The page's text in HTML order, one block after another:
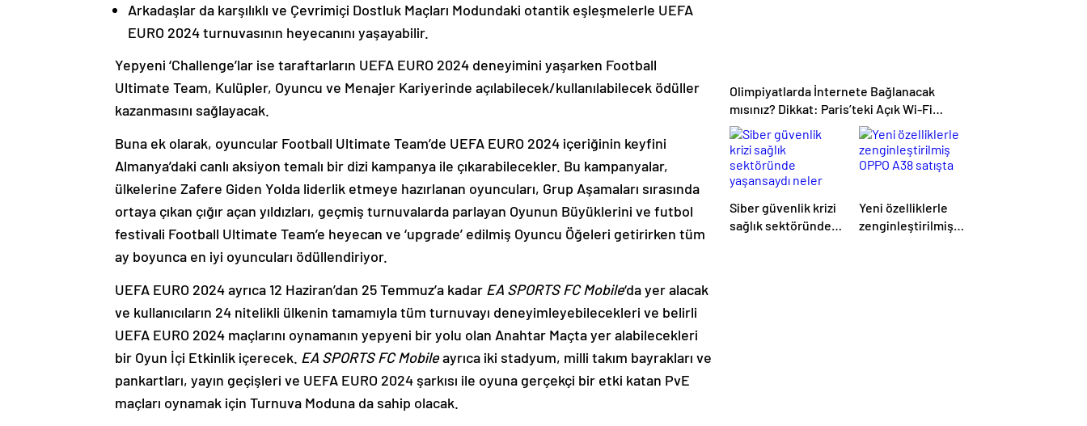
Arkadaşlar da karşılıklı ve Çevrimiçi Dostluk Maçları Modundaki otantik eşleşmelerle UEFA
EURO 2024 turnuvasının heyecanını yaşayabilir.
Yepyeni ‘Challenge’lar ise taraftarların UEFA EURO 2024 deneyimini yaşarken Football
Ultimate Team, Kulüpler, Oyuncu ve Menajer Kariyerinde açılabilecek/kullanılabilecek ödüller
kazanmasını sağlayacak.
Buna ek olarak, oyuncular Football Ultimate Team’de UEFA EURO 2024 içeriğinin keyfini
Almanya’daki canlı aksiyon temalı bir dizi kampanya ile çıkarabilecekler. Bu kampanyalar,
ülkelerine Zafere Giden Yolda liderlik etmeye hazırlanan oyuncuları, Grup Aşamaları sırasında
ortaya çıkan çığır açan yıldızları, geçmiş turnuvalarda parlayan Oyunun Büyüklerini ve futbol
festivali Football Ultimate Team’e heyecan ve ‘upgrade’ edilmiş Oyuncu Öğeleri getirirken tüm
ay boyunca en iyi oyuncuları ödüllendiriyor.
UEFA EURO 2024 ayrıca 12 Haziran’dan 25 Temmuz’a kadar EA SPORTS FC Mobile‘da yer alacak
ve kullanıcıların 24 nitelikli ülkenin tamamıyla tüm turnuvayı deneyimleyebilecekleri ve belirli
UEFA EURO 2024 maçlarını oynamanın yepyeni bir yolu olan Anahtar Maçta yer alabilecekleri
bir Oyun İçi Etkinlik içerecek. EA SPORTS FC Mobileayrıca iki stadyum, milli takım bayrakları ve
pankartları, yayın geçişleri ve UEFA EURO 2024 şarkısı ile oyuna gerçekçi bir etki katan PvE
maçları oynamak için Turnuva Moduna da sahip olacak.
Olimpiyatlarda İnternete Bağlanacak
mısınız? Dikkat: Paris’teki Açık Wi-Fi
Ağlarının %25’i Güvenli Değil!
Siber güvenlik krizi
sağlık sektöründe
Yeni özelliklerle
zenginleştirilmiş